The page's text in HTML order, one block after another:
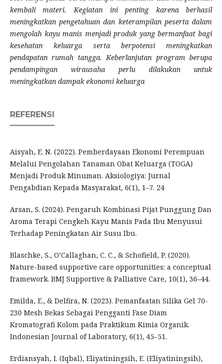
kembali materi. Kegiatan ini penting karena berhasil
meningkatkan pengetahuan dan keterampilan peserta dalam
mengolah kayu manis menjadi produk yang bermanfaat bagi
kesehatan keluarga serta berpotensi meningkatkan
pendapatan rumah tangga. Keberlanjutan program berupa
pendampingan wirausaha perlu dilakukan untuk
meningkatkan dampak ekonomi keluarga
REFERENSI
Aisyah, E. N. (2022). Pemberdayaan Ekonomi Perempuan
Melalui Pengolahan Tanaman Obat Keluarga (TOGA)
Menjadi Produk Minuman. Aksiologiya: Jurnal
Pengabdian Kepada Masyarakat, 6(1), 1–7. 24
Arsan, S. (2024). Pengaruh Kombinasi Pijat Punggung Dan
Aroma Terapi Cengkeh Kayu Manis Pada Ibu Menyusui
Terhadap Peningkatan Air Susu Ibu.
Blaschke, S., O’Callaghan, C. C., & Schofield, P. (2020).
Nature-based supportive care opportunities: a conceptual
framework. BMJ Supportive & Palliative Care, 10(1), 36–44.
Emilda, E., & Delfira, N. (2023). Pemanfaatan Silika Gel 70-
230 Mesh Bekas Sebagai Pengganti Fase Diam
Kromatografi Kolom pada Praktikum Kimia Organik.
Indonesian Journal of Laboratory, 6(1), 45–51.
Erdiansyah, I. (Iqbal), Eliyatiningsih, E. (Eliyatiningsih),